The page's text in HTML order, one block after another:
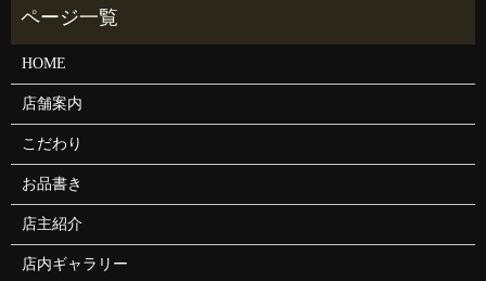
HOME
店舗案内
こだわり
お品書き
店主紹介
店内ギャラリー